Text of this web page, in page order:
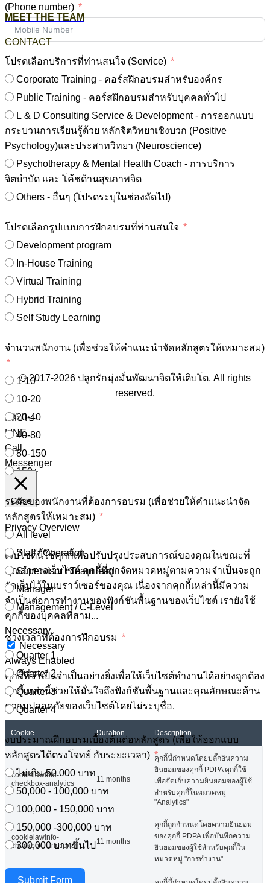
(Phone number)
โปรดเลือกบริการที่ท่านสนใจ (Service)
Corporate Training - คอร์สฝึกอบรมสำหรับองค์กร
Public Training - คอร์สฝึกอบรมสำหรับบุคคลทั่วไป
L & D Consulting Service & Development - การออกแบบ
กระบวนการเรียนรู้ด้วย หลักจิตวิทยาเชิงบวก (Positive
Psychology)และประสาทวิทยา (Neuroscience)
Psychotherapy & Mental Health Coach - การบริการ
จิตบำบัด และ โค้ชด้านสุขภาพจิต
Others - อื่นๆ (โปรดระบุในช่องถัดไป)
โปรดเลือกรูปแบบการฝึกอบรมที่ท่านสนใจ
Development program
In-House Training
Virtual Training
Hybrid Training
Self Study Learning
จำนวนพนักงาน (เพื่อช่วยให้คำแนะนำจัดหลักสูตรให้เหมาะสม)
1-10
10-20
20-40
40-80
80-150
150+
ระดับของพนักงานที่ต้องการอบรม (เพื่อช่วยให้คำแนะนำจัด
หลักสูตรให้เหมาะสม)
All level
Staff / Operation
Supervisor / Team lead
Manager
Management / C-Level
ช่วงเวลาที่ต้องการฝึกอบรม
Quarter 1
Quarter 2
Quarter 3
Quarter 4
งบประมาณฝึกอบรมเบื้องต้นต่อหลักสูตร (เพื่อให้ออกแบบ
หลักสูตรได้ตรงโจทย์ กับระยะเวลา)
ไม่เกิน 50,000 บาท
50,000 - 100,000 บาท
100,000 - 150,000 บาท
150,000 -300,000 บาท
300,000 บาทขึ้นไป
Submit Form
MEET THE TEAM
CONTACT
© 2017-2026 ปลูกรักมุ่งมั่นพัฒนาจิตให้เติบโต. All rights
reserved.
กลับไป
LINE
Call
Messenger
Close
Privacy Overview
เว็บไซต์นี้ใช้คุกกี้เพื่อปรับปรุงประสบการณ์ของคุณในขณะที่
คุณสำรวจเว็บไซต์ คุกกี้ที่ถูกจัดหมวดหมู่ตามความจำเป็นจะถูก
จัดเก็บไว้ในเบราว์เซอร์ของคุณ เนื่องจากคุกกี้เหล่านี้มีความ
จำเป็นต่อการทำงานของฟังก์ชันพื้นฐานของเว็บไซต์ เรายังใช้
คุกกี้ของบุคคลที่สาม...
Necessary
Necessary
Always Enabled
คุกกี้ที่จำเป็นจำเป็นอย่างยิ่งเพื่อให้เว็บไซต์ทำงานได้อย่างถูกต้อง
คุกกี้เหล่านี้ช่วยให้มั่นใจถึงฟังก์ชันพื้นฐานและคุณลักษณะด้าน
ความปลอดภัยของเว็บไซต์โดยไม่ระบุชื่อ.
Cookie Duration Description
cookielawinfo-
checkbox-analytics
11 months
คุกกี้นี้กำหนดโดยปลั๊กอินความ
ยินยอมของคุกกี้ PDPA คุกกี้ใช้
เพื่อจัดเก็บความยินยอมของผู้ใช้
สำหรับคุกกี้ในหมวดหมู่
"Analytics"
cookielawinfo-
checkbox-functional
11 months
คุกกี้ถูกกำหนดโดยความยินยอม
ของคุกกี้ PDPA เพื่อบันทึกความ
ยินยอมของผู้ใช้สำหรับคุกกี้ใน
หมวดหมู่ "การทำงาน"